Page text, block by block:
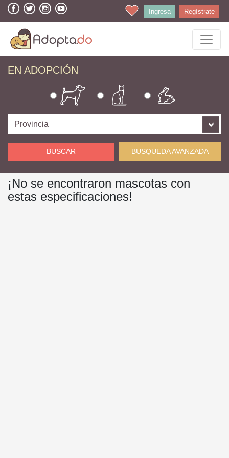
Ingresa Regístrate
EN ADOPCIÓN
BUSCAR BUSQUEDA AVANZADA
¡No se encontraron mascotas con
estas especificaciones!